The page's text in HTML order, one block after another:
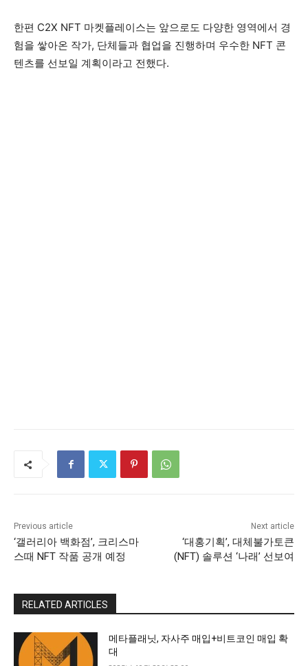
한편 C2X NFT 마켓플레이스는 앞으로도 다양한 영역에서 경
험을 쌓아온 작가, 단체들과 협업을 진행하며 우수한 NFT 콘
텐츠를 선보일 계획이라고 전했다.
Previous article
‘갤러리아 백화점’, 크리스마
스때 NFT 작품 공개 예정
Next article
‘대홍기획’, 대체불가토큰
(NFT) 솔루션 ‘나래’ 선보여
RELATED ARTICLES
메타플래닛, 자사주 매입+비트코인 매입 확
대